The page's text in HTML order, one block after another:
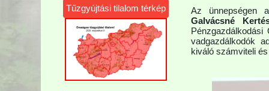
Tűzgyújtási tilalom térkép
Az ünnepségen
Galvácsné
vadgazdálkodók
kiváló számviteli